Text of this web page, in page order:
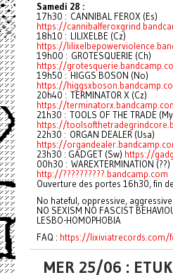
Samedi 28 :
17h30 : CANNIBAL FEROX (Es)
https://
18h10 : LILIXELBE (Cz)
https://
19h00 : GROTESQUERIE (Ch)
https://
19h50 : HIGGS BOSON (No)
https://
20h40 : TERMINATOR X (Cz)
https://
21h30 : TOOLS OF THE TRADE
https://
22h30 : ORGAN DEALER (Usa)
https://
23h30 : GADGET (Sw) https://
00h30 : WAREXTERMINATION (??)
http://??????????.bandcamp.com
Ouverture des portes 16h30, fin
No hateful, oppressive,
NO SEXISM NO FASCIST
LESBO-HOMOPHOBIA
FAQ : https://lixiviatrecords.com/
MER 25/06 :